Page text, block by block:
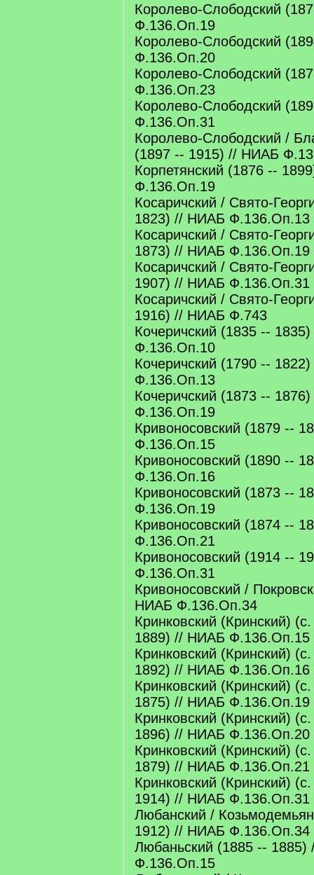
Королево-Слободский
Ф.136.Оп.19
Королево-Слободский
Ф.136.Оп.20
Королево-Слободский
Ф.136.Оп.23
Королево-Слободский
Ф.136.Оп.31
Королево-Слободский /
(1897 -- 1915) // НИАБ
Корпетянский (1876 --
Ф.136.Оп.19
Косаричский / Свято-
1823) // НИАБ Ф.136.Оп.13
Косаричский / Свято-
1873) // НИАБ Ф.136.Оп.19
Косаричский / Свято-
1907) // НИАБ Ф.136.Оп.31
Косаричский / Свято-
1916) // НИАБ Ф.743
Кочеричский (1835 --
Ф.136.Оп.10
Кочеричский (1790 --
Ф.136.Оп.13
Кочеричский (1873 --
Ф.136.Оп.19
Кривоносовский (1879 --
Ф.136.Оп.15
Кривоносовский (1890 --
Ф.136.Оп.16
Кривоносовский (1873 --
Ф.136.Оп.19
Кривоносовский (1874 --
Ф.136.Оп.21
Кривоносовский (1914 --
Ф.136.Оп.31
Кривоносовский /
НИАБ Ф.136.Оп.34
Кринковский (Кринский)
1889) // НИАБ Ф.136.Оп.15
Кринковский (Кринский)
1892) // НИАБ Ф.136.Оп.16
Кринковский (Кринский)
1875) // НИАБ Ф.136.Оп.19
Кринковский (Кринский)
1896) // НИАБ Ф.136.Оп.20
Кринковский (Кринский)
1879) // НИАБ Ф.136.Оп.21
Кринковский (Кринский)
1914) // НИАБ Ф.136.Оп.31
Любанский /
1912) // НИАБ Ф.136.Оп.34
Любаньский (1885 --
Ф.136.Оп.15